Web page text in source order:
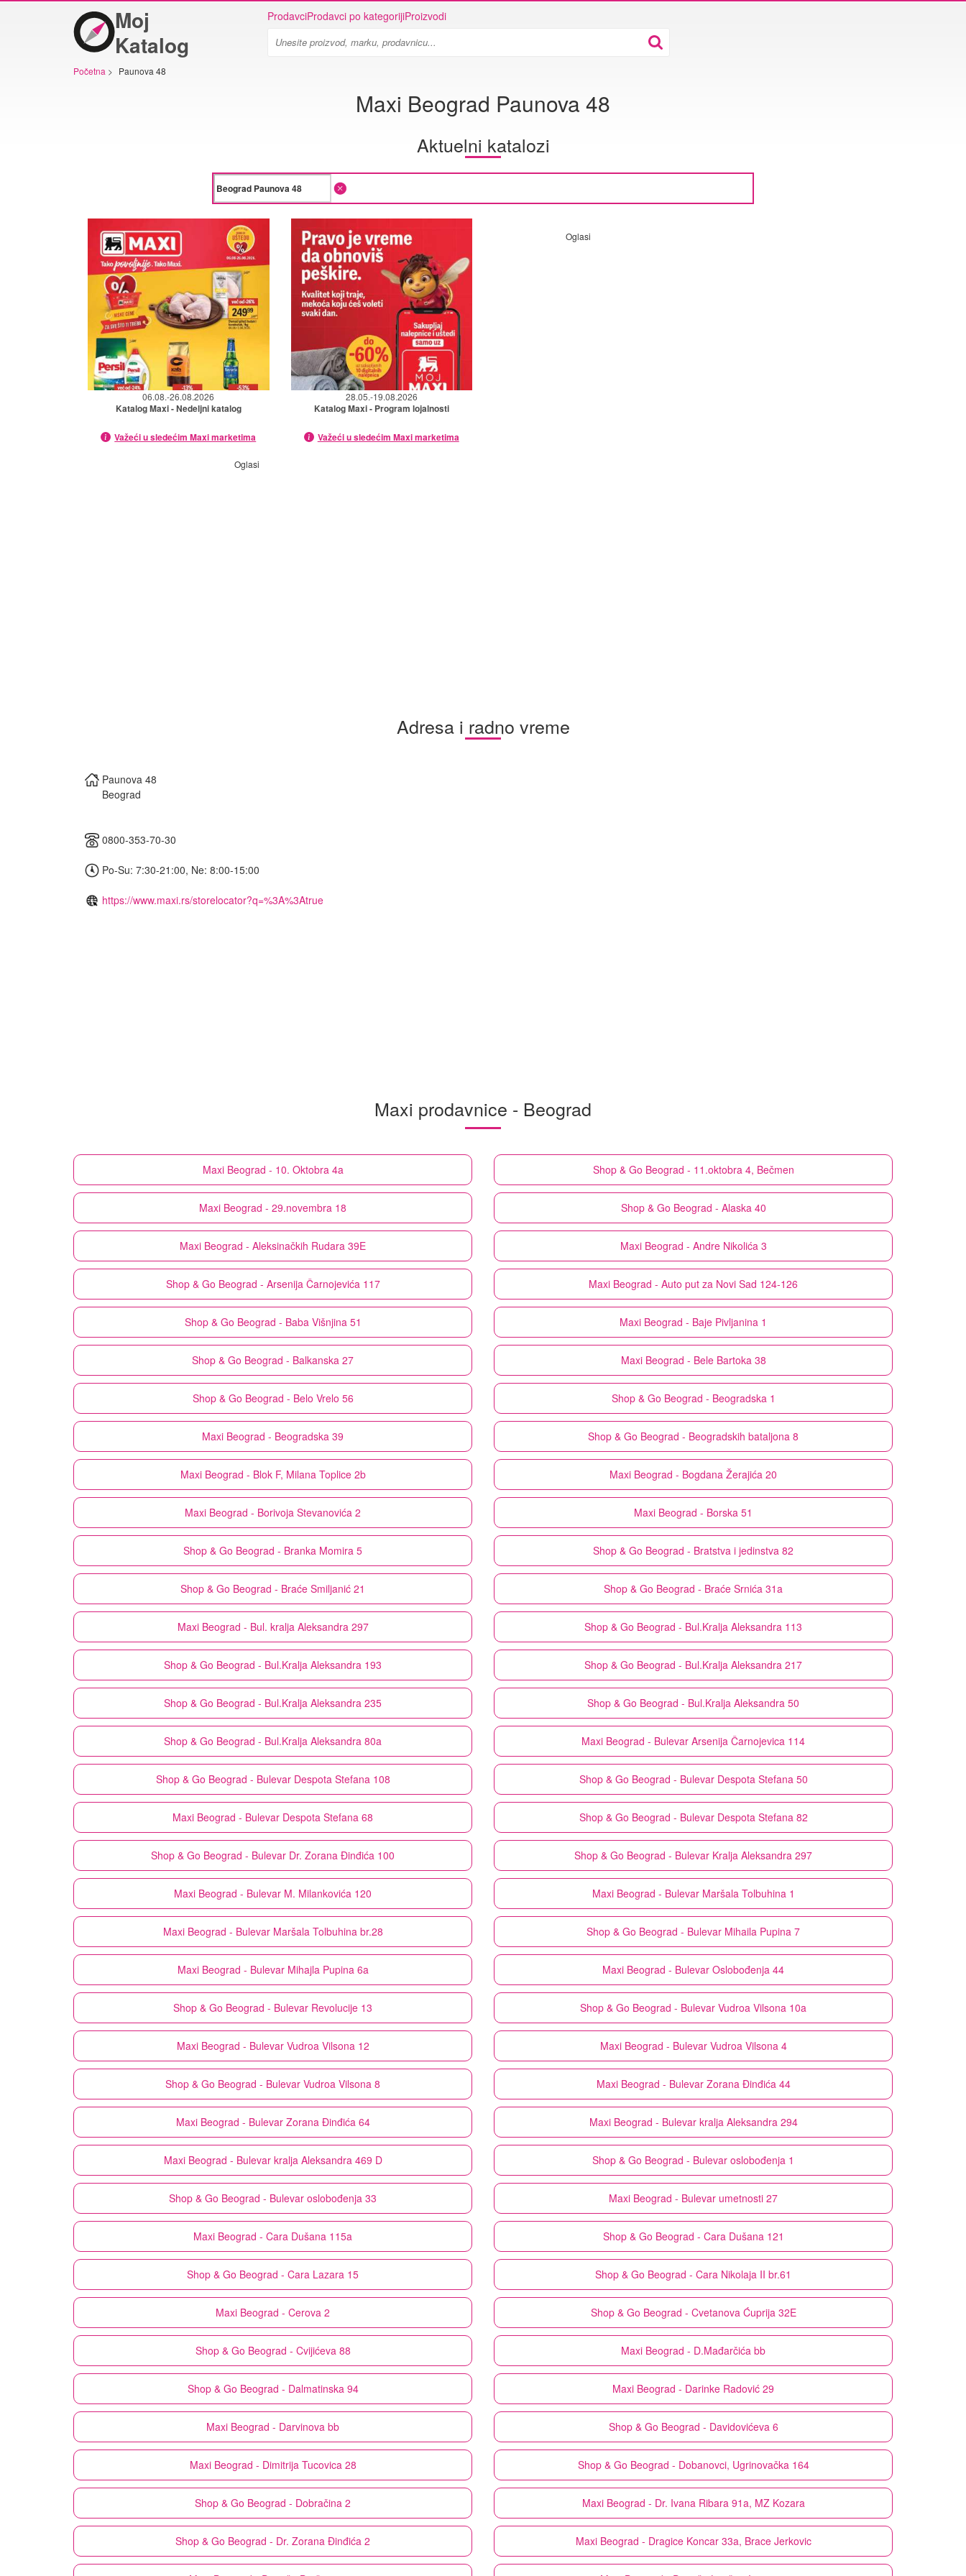
Moj
Katalog
ProdavciProdavci po kategorijiProizvodi
Početna > Paunova 48
Maxi Beograd Paunova 48
Aktuelni katalozi
06.08.-26.08.2026
Katalog Maxi - Nedeljni katalog
Važeći u sledećim Maxi marketima
28.05.-19.08.2026
Katalog Maxi - Program lojalnosti
Važeći u sledećim Maxi marketima
Oglasi
Oglasi
Adresa i radno vreme
Paunova 48
Beograd
0800-353-70-30
Po-Su: 7:30-21:00, Ne: 8:00-15:00
https://www.maxi.rs/storelocator?q=%3A%3Atrue
Maxi prodavnice - Beograd
Maxi Beograd - 10. Oktobra 4a Shop & Go Beograd - 11.oktobra 4, Bečmen
Maxi Beograd - 29.novembra 18 Shop & Go Beograd - Alaska 40
Maxi Beograd - Aleksinačkih Rudara 39E Maxi Beograd - Andre Nikolića 3
Shop & Go Beograd - Arsenija Čarnojevića 117 Maxi Beograd - Auto put za Novi Sad 124-126
Shop & Go Beograd - Baba Višnjina 51 Maxi Beograd - Baje Pivljanina 1
Shop & Go Beograd - Balkanska 27 Maxi Beograd - Bele Bartoka 38
Shop & Go Beograd - Belo Vrelo 56 Shop & Go Beograd - Beogradska 1
Maxi Beograd - Beogradska 39 Shop & Go Beograd - Beogradskih bataljona 8
Maxi Beograd - Blok F, Milana Toplice 2b Maxi Beograd - Bogdana Žerajića 20
Maxi Beograd - Borivoja Stevanovića 2 Maxi Beograd - Borska 51
Shop & Go Beograd - Branka Momira 5 Shop & Go Beograd - Bratstva i jedinstva 82
Shop & Go Beograd - Braće Smiljanić 21 Shop & Go Beograd - Braće Srnića 31a
Maxi Beograd - Bul. kralja Aleksandra 297 Shop & Go Beograd - Bul.Kralja Aleksandra 113
Shop & Go Beograd - Bul.Kralja Aleksandra 193 Shop & Go Beograd - Bul.Kralja Aleksandra 217
Shop & Go Beograd - Bul.Kralja Aleksandra 235 Shop & Go Beograd - Bul.Kralja Aleksandra 50
Shop & Go Beograd - Bul.Kralja Aleksandra 80a Maxi Beograd - Bulevar Arsenija Čarnojevica 114
Shop & Go Beograd - Bulevar Despota Stefana 108 Shop & Go Beograd - Bulevar Despota Stefana 50
Maxi Beograd - Bulevar Despota Stefana 68 Shop & Go Beograd - Bulevar Despota Stefana 82
Shop & Go Beograd - Bulevar Dr. Zorana Đinđića 100 Shop & Go Beograd - Bulevar Kralja Aleksandra 297
Maxi Beograd - Bulevar M. Milankovića 120 Maxi Beograd - Bulevar Maršala Tolbuhina 1
Maxi Beograd - Bulevar Maršala Tolbuhina br.28 Shop & Go Beograd - Bulevar Mihaila Pupina 7
Maxi Beograd - Bulevar Mihajla Pupina 6a Maxi Beograd - Bulevar Oslobođenja 44
Shop & Go Beograd - Bulevar Revolucije 13 Shop & Go Beograd - Bulevar Vudroa Vilsona 10a
Maxi Beograd - Bulevar Vudroa Vilsona 12 Maxi Beograd - Bulevar Vudroa Vilsona 4
Shop & Go Beograd - Bulevar Vudroa Vilsona 8 Maxi Beograd - Bulevar Zorana Đinđića 44
Maxi Beograd - Bulevar Zorana Đinđića 64 Maxi Beograd - Bulevar kralja Aleksandra 294
Maxi Beograd - Bulevar kralja Aleksandra 469 D Shop & Go Beograd - Bulevar oslobođenja 1
Shop & Go Beograd - Bulevar oslobođenja 33 Maxi Beograd - Bulevar umetnosti 27
Maxi Beograd - Cara Dušana 115a Shop & Go Beograd - Cara Dušana 121
Shop & Go Beograd - Cara Lazara 15 Shop & Go Beograd - Cara Nikolaja II br.61
Maxi Beograd - Cerova 2 Shop & Go Beograd - Cvetanova Ćuprija 32E
Shop & Go Beograd - Cvijićeva 88 Maxi Beograd - D.Mađarčića bb
Shop & Go Beograd - Dalmatinska 94 Maxi Beograd - Darinke Radović 29
Maxi Beograd - Darvinova bb Shop & Go Beograd - Davidovićeva 6
Maxi Beograd - Dimitrija Tucovica 28 Shop & Go Beograd - Dobanovci, Ugrinovačka 164
Shop & Go Beograd - Dobračina 2 Maxi Beograd - Dr. Ivana Ribara 91a, MZ Kozara
Shop & Go Beograd - Dr. Zorana Đinđića 2 Maxi Beograd - Dragice Koncar 33a, Brace Jerkovic